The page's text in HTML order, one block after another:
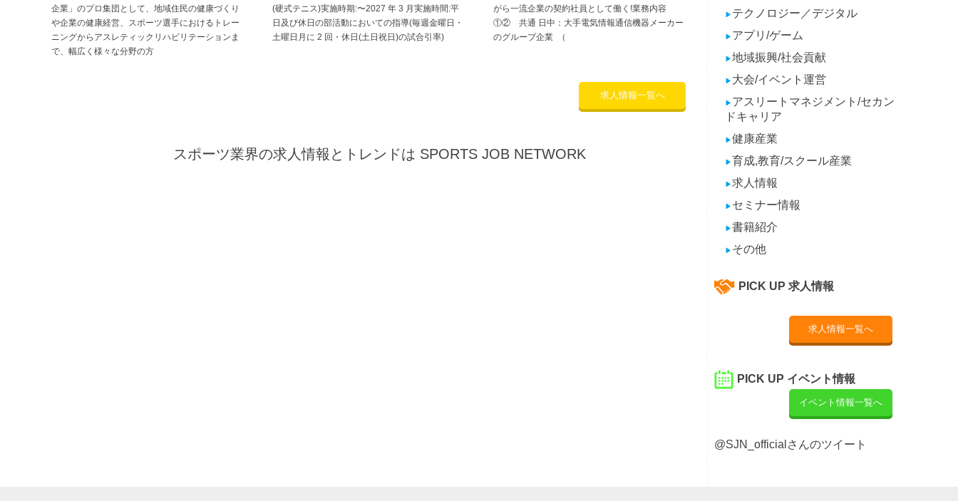
企業」のプロ集団として、地域住民の健康づくり
や企業の健康経営、スポーツ選手におけるトレー
ニングからアスレティックリハビリテーションま
で、幅広く様々な分野の方
(硬式テニス)実施時期:〜2027 年 3 月実施時間:平
日及び休日の部活動においての指導(毎週金曜日・
土曜日月に 2 回・休日(土日祝日)の試合引率)
がら一流企業の契約社員として働く!業務内容
①② 共通 日中：大手電気情報通信機器メーカー
のグループ企業 （
求人情報一覧へ
スポーツ業界の求人情報とトレンドは SPORTS JOB NETWORK
▶ テクノロジー／デジタル
▶ アプリ/ゲーム
▶地域振興/社会貢献
▶ 大会/イベント運営
▶ アスリートマネジメント/セカン
ドキャリア
▶健康産業
▶育成,教育/スクール産業
▶求人情報
▶ セミナー情報
▶書籍紹介
▶ その他
PICK UP 求人情報
求人情報一覧へ
PICK UP イベント情報
イベント情報一覧へ
@SJN_officialさんのツイート